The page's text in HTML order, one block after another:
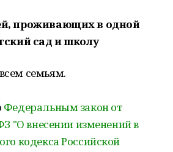
проживающих в одной
сад и школу
всем семьям.
Федеральным закон от
"О внесении изменений в
кодекса Российской